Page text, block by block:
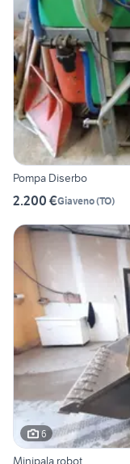
Pompa Diserbo
2.200 €Giaveno(TO)
6
Minipala robot